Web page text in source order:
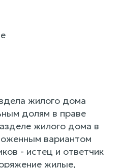
жилого дома
долям в праве
жилого дома в
вариантом
- истец и ответчик
жилые,